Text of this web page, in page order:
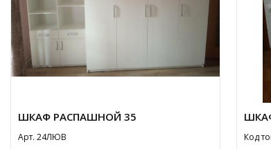
ШКАФ РАСПАШНОЙ 35
Арт. 24ЛЮВ Код